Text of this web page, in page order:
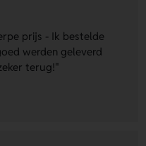
prijs - Ik bestelde
werden geleverd
terug!"